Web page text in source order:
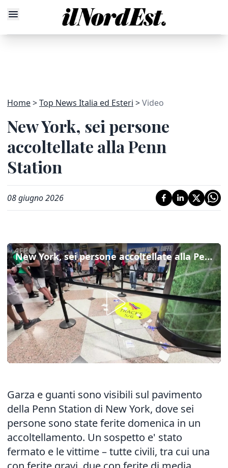
Home Top News Italia ed Esteri Video
New York, sei persone
accoltellate alla Penn
Station
08 giugno 2026
New York, sei persone accoltellate alla Penn Station
Garza e guanti sono visibili sul pavimento
della Penn Station di New York, dove sei
persone sono state ferite domenica in un
accoltellamento. Un sospetto e' stato
fermato e le vittime – tutte civili, tra cui una